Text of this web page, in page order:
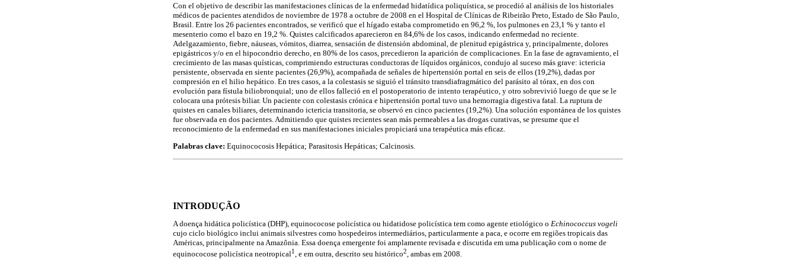
Con el objetivo de describir las manifestaciones clínicas de la enfermedad hidatídica poliquística, se procedió al análisis de los historiales
médicos de pacientes atendidos de noviembre de 1978 a octubre de 2008 en el Hospital de Clínicas de Ribeirão Preto, Estado de São Paulo,
Brasil. Entre los 26 pacientes encontrados, se verificó que el hígado estaba comprometido en 96,2 %, los pulmones en 23,1 % y tanto el
mesenterio como el bazo en 19,2 %. Quistes calcificados aparecieron en 84,6% de los casos, indicando enfermedad no reciente.
Adelgazamiento, fiebre, náuseas, vómitos, diarrea, sensación de distensión abdominal, de plenitud epigástrica y, principalmente, dolores
epigástricos y/o en el hipocondrio derecho, en 80% de los casos, precedieron la aparición de complicaciones. En la fase de agravamiento, el
crecimiento de las masas quísticas, comprimiendo estructuras conductoras de líquidos orgánicos, condujo al suceso más grave: ictericia
persistente, observada en siente pacientes (26,9%), acompañada de señales de hipertensión portal en seis de ellos (19,2%), dadas por
compresión en el hilio hepático. En tres casos, a la colestasis se siguió el tránsito transdiafragmático del parásito al tórax, en dos con
evolución para fístula biliobronquial; uno de ellos falleció en el postoperatorio de intento terapéutico, y otro sobrevivió luego de que se le
colocara una prótesis biliar. Un paciente con colestasis crónica e hipertensión portal tuvo una hemorragia digestiva fatal. La ruptura de
quistes en canales biliares, determinando ictericia transitoria, se observó en cinco pacientes (19,2%). Una solución espontánea de los quistes
fue observada en dos pacientes. Admitiendo que quistes recientes sean más permeables a las drogas curativas, se presume que el
reconocimiento de la enfermedad en sus manifestaciones iniciales propiciará una terapéutica más eficaz.
Palabras clave: Equinococosis Hepática; Parasitosis Hepáticas; Calcinosis.
INTRODUÇÃO
A doença hidática policística (DHP), equinococose policística ou hidatidose policística tem como agente etiológico o Echinococcus vogeli
cujo ciclo biológico inclui animais silvestres como hospedeiros intermediários, particularmente a paca, e ocorre em regiões tropicais das
Américas, principalmente na Amazônia. Essa doença emergente foi amplamente revisada e discutida em uma publicação com o nome de
equinococose policística neotropical1, e em outra, descrito seu histórico2, ambas em 2008.